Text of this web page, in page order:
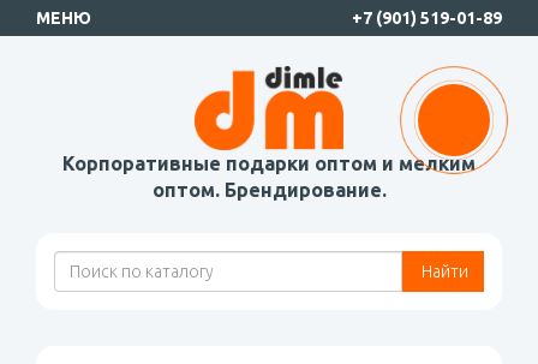
МЕНЮ +7 (901) 519-01-89
Корпоративные подарки оптом и мелким
оптом. Брендирование.
Найти